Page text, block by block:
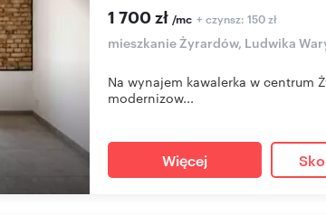
1 700 zł /mc + czynsz: 150 zł
mieszkanie Żyrardów, Ludwika
Na wynajem kawalerka w centrum
modernizow...
Więcej